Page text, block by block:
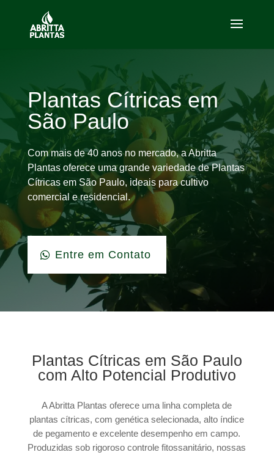
Plantas Cítricas em
São Paulo
Com mais de 40 anos no mercado, a Abritta
Plantas oferece uma grande variedade de Plantas
Cítricas em São Paulo, ideais para cultivo
comercial e residencial.
Entre em Contato
Plantas Cítricas em São Paulo
com Alto Potencial Produtivo
A Abritta Plantas oferece uma linha completa de
plantas cítricas, com genética selecionada, alto índice
de pegamento e excelente desempenho em campo.
Produzidas sob rigoroso controle fitossanitário, nossas